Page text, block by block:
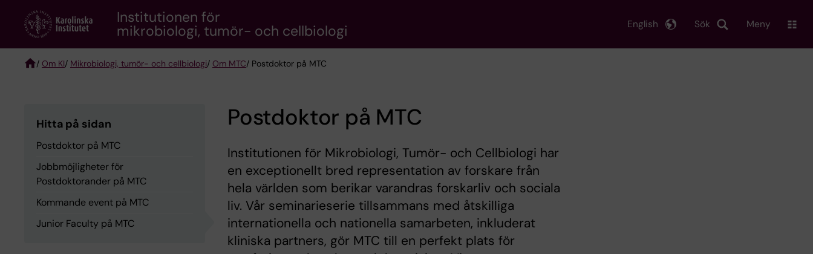
content
Institutionen för
mikrobiologi, tumör- och cellbiologi Sök
English Meny
/ Om KI/ Mikrobiologi, tumör- och cellbiologi/ Om MTC/ Postdoktor på MTC
Hitta på sidan
Postdoktor på MTC
Jobbmöjligheter för
Postdoktorander på MTC
Kommande event på MTC
Junior Faculty på MTC
Postdoktor på MTC
Institutionen för Mikrobiologi, Tumör- och Cellbiologi har
en exceptionellt bred representation av forskare från
hela världen som berikar varandras forskarliv och sociala
liv. Vår seminarieserie tillsammans med åtskilliga
internationella och nationella samarbeten, inkluderat
kliniska partners, gör MTC till en perfekt plats för